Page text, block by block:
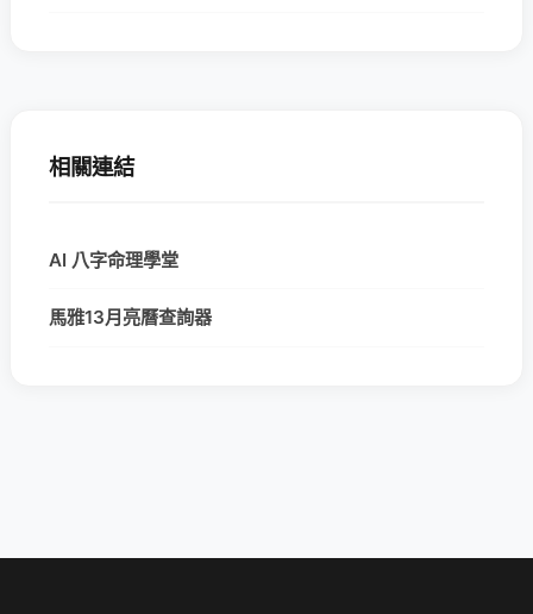
相關連結
AI 八字命理學堂
馬雅13月亮曆查詢器